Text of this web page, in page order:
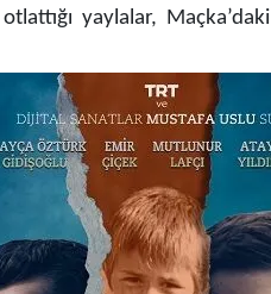
otlattığı yaylalar,